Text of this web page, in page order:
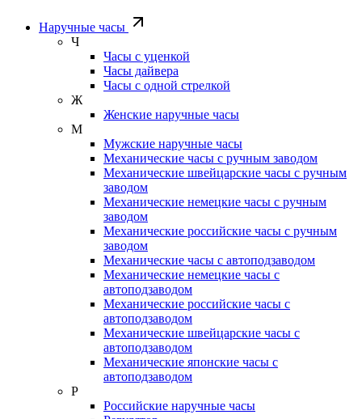
Наручные часы
Ч
Часы с уценкой
Часы дайвера
Часы с одной стрелкой
Ж
Женские наручные часы
М
Мужские наручные часы
Механические часы с ручным заводом
Механические швейцарские часы с ручным
заводом
Механические немецкие часы с ручным
заводом
Механические российские часы с ручным
заводом
Механические часы с автоподзаводом
Механические немецкие часы с
автоподзаводом
Механические российские часы с
автоподзаводом
Механические швейцарские часы с
автоподзаводом
Механические японские часы с
автоподзаводом
Р
Российские наручные часы